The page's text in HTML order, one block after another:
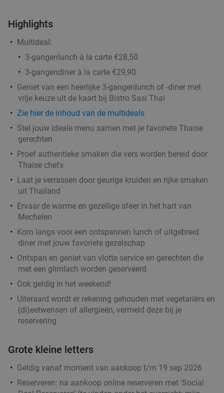
Zaventem
Morgen
Zo
Taormina Hotel
Verkocht: 33
Italiaanse 2-gangenlunch of 3-gangendiner
van de chef bij Da Fellini Vremde
Vandaag Di
Da Fellini Vremde
9.2star
Vremde
Verkocht: 95 €28
€21
3-gangendiner of -lunch à la carte bij Boëna
Vandaag Morgen Zo Ma
Boëna
9.2 star
Antwerpen 19 min.
27%
2-gangenlunch of 3-gangendiner à la carte
Highlights
Multideal:
3-gangenlunch à la carte €28,50
3-gangendiner à la carte €29,90
Geniet van een heerlijke 3-gangenlunch of -diner met
vrije keuze uit de kaart bij Bistro Sasi Thai
Zie hier de inhoud van de multideals
Stel jouw ideale menu samen met je favoriete Thaise
gerechten
Proef authentieke smaken die vers worden bereid door
Thaise chefs
Laat je verrassen door geurige kruiden en rijke smaken
uit Thailand
Ervaar de warme en gezellige sfeer in het hart van
Mechelen
Kom langs voor een ontspannen lunch of uitgebreid
diner met jouw favoriete gezelschap
Ontspan en geniet van vlotte service en gerechten die
met een glimlach worden geserveerd
Ook geldig in het weekend!
Uiteraard wordt er rekening gehouden met vegetariërs en
(di)eetwensen of allergieën, vermeld deze bij je
reservering
Grote kleine letters
Geldig vanaf moment van aankoop t/m 19 sep 2026
Reserveren: na aankoop online reserveren met 'Social